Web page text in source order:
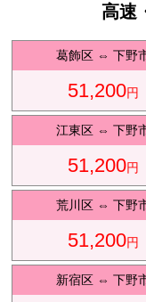
高速
葛飾区 ⇔下野
51,200円
江東区 ⇔下野
51,200円
荒川区 ⇔下野
51,200円
新宿区 ⇔下野